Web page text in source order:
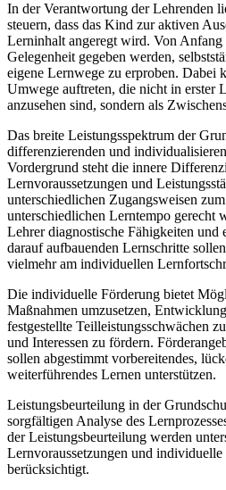
In der Verantwortung der Lehrenden
steuern, dass das Kind zur aktiven
Lerninhalt angeregt wird. Von Anfang
Gelegenheit gegeben werden,
eigene Lernwege zu erproben. Dabei
Umwege auftreten, die nicht in erster
anzusehen sind, sondern als
Das breite Leistungsspektrum der
differenzierenden und
Vordergrund steht die innere
Lernvoraussetzungen und
unterschiedlichen Zugangsweisen
unterschiedlichen Lerntempo gerecht
Lehrer diagnostische Fähigkeiten
darauf aufbauenden Lernschritte
vielmehr am individuellen
Die individuelle Förderung bietet
Maßnahmen umzusetzen,
festgestellte Teilleistungsschwächen
und Interessen zu fördern.
sollen abgestimmt vorbereitendes,
weiterführendes Lernen unterstützen.
Leistungsbeurteilung in der
sorgfältigen Analyse des
der Leistungsbeurteilung werden
Lernvoraussetzungen und
berücksichtigt.